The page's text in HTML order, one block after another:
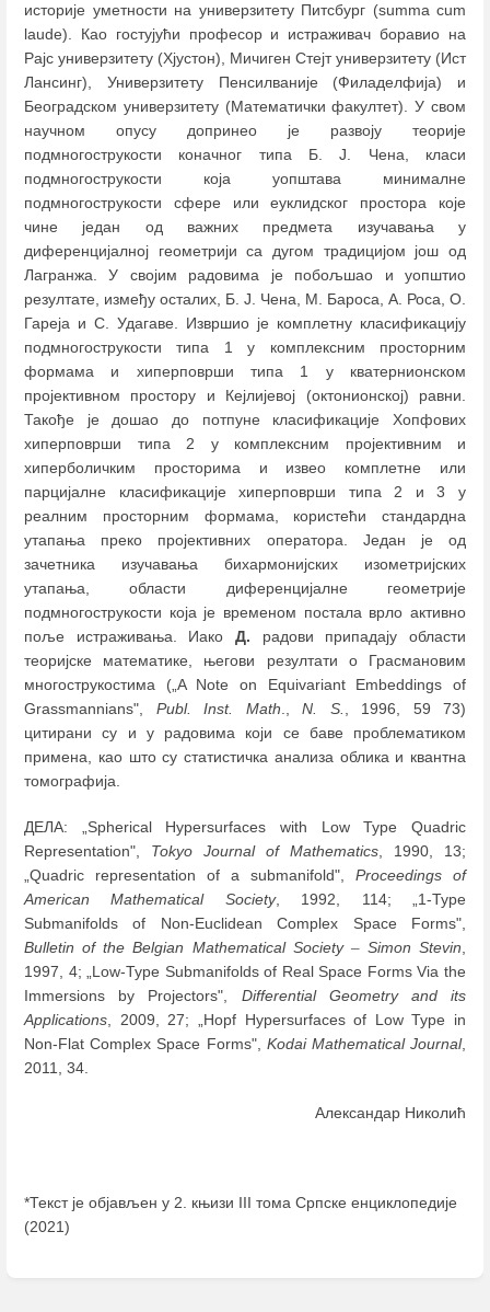
историје уметности на универзитету Питсбург (summa cum
laude). Као гостујући професор и истраживач боравио на
Рајс универзитету (Хјустон), Мичиген Стejт универзитету (Ист
Лансинг), Универзитету Пенсилваније (Филаделфија) и
Београдском универзитету (Математички факултет). У свом
научном опусу допринео је развоју теорије
подмногострукости коначног типа Б. Ј. Чена, класи
подмногострукости која уопштава минималне
подмногострукости сфере или еуклидског простора које
чине један од важних предмета изучавања у
диференцијалној геометрији са дугом традицијом још од
Лагранжа. У својим радовима је побољшао и уопштио
резултате, између осталих, Б. Ј. Чена, М. Бароса, А. Роса, О.
Гареја и С. Удагаве. Извршио је комплетну класификацију
подмногострукости типа 1 у комплексним просторним
формама и хиперповрши типа 1 у кватернионском
пројективном простору и Кејлијевој (октонионској) равни.
Такође је дошао до потпуне класификације Хопфових
хиперповрши типа 2 у комплексним пројективним и
хиперболичким просторима и извео комплетне или
парцијалне класификације хиперповрши типа 2 и 3 у
реалним просторним формама, користећи стандардна
утапања преко пројективних оператора. Један је од
зачетника изучавања бихармонијских изометријских
утапања, области диференцијалне геометрије
подмногострукости која је временом постала врло активно
поље истраживања. Иако Д. радови припадају области
теоријске математике, његови резултати о Грасмановим
многострукостима („A Note on Equivariant Embeddings of
Grassmannians", Publ. Inst. Math., N. S., 1996, 59 73)
цитирани су и у радовима који се баве проблематиком
примена, као што су статистичка анализа облика и квантна
томографија.
ДЕЛА: „Spherical Hypersurfaces with Low Type Quadric
Representation", Tokyo Journal of Mathematics , 1990, 13;
„Quadric representation of a submanifold", Proceedings of
American Mathematical Society, 1992, 114; „1-Type
Submanifolds of Non-Euclidean Complex Space Forms",
Bulletin of the Belgian Mathematical Society –Simon Stevin
1997, 4; „Low-Type Submanifolds of Real Space Forms Via the
Immersions by Projectors", Differential Geometry and its
Applications , 2009, 27; „Hopf Hypersurfaces of Low Type in
Non-Flat Complex Space Forms", Kodai Mathematical Journal,
2011, 34.
Александар Николић
*Текст је објављен у 2. књизи III тома Српске енциклопедије
(2021)